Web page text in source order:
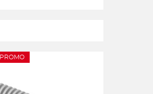
PROMO